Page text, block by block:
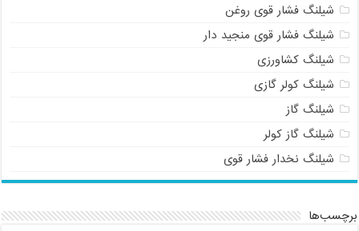
شیلنگ فشار قوی روغن
شیلنگ فشار قوی منجید دار
شیلنگ کشاورزی
شیلنگ کولر گازی
شیلنگ گاز
شیلنگ گاز کولر
شیلنگ نخدار فشار قوی